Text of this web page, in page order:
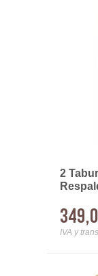
2
IVA y